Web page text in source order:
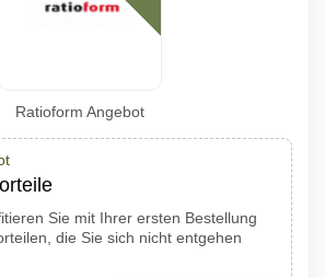
Ratioform Angebot
Sie mit Ihrer ersten Bestellung
die Sie sich nicht entgehen